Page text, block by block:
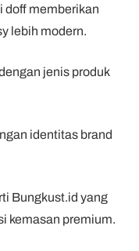
doff memberikan
lebih modern.
jenis produk
identitas brand
Bungkust.id yang
kemasan premium.